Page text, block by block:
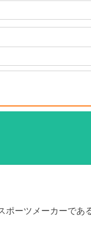
ーツメーカーで